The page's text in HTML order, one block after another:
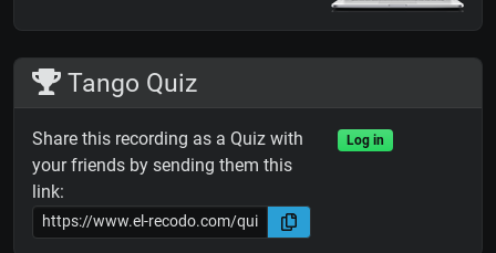
Tango Quiz
Share this recording as a Quiz with
your friends by sending them this
link:
Log in